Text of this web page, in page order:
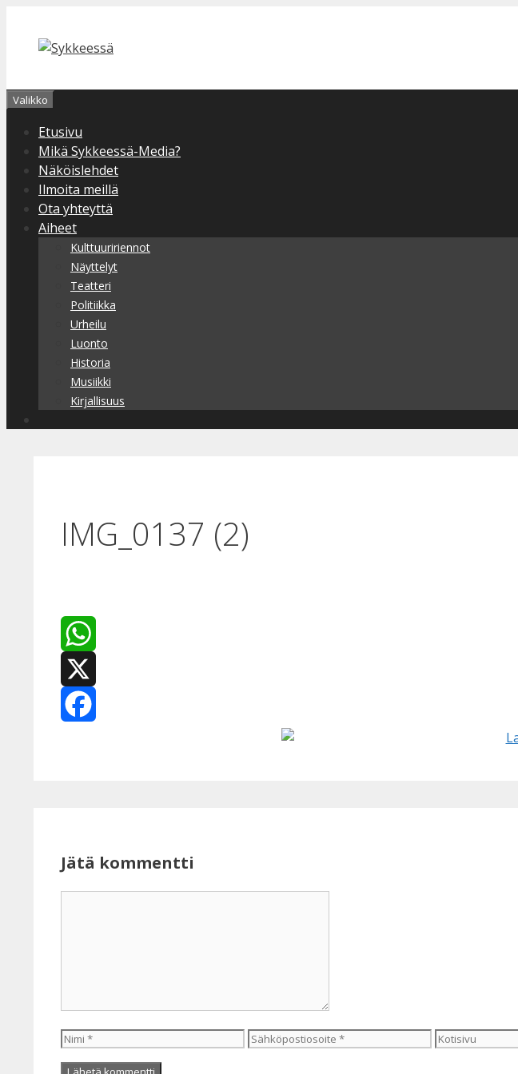
sisältöön
Valikko
Etusivu
Mikä Sykkeessä-Media?
Näköislehdet
Ilmoita meillä
Ota yhteyttä
Aiheet
Kulttuuririennot
Näyttelyt
Teatteri
Politiikka
Urheilu
Luonto
Historia
Musiikki
Kirjallisuus
IMG_0137 (2)
WhatsApp
X
Jätä kommentti
Nimi Sähköpostiosoite Kotisivu